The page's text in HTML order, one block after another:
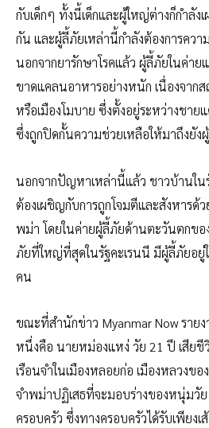
กับเด็กๆ ทั้งนี้เด็กและผู้ใหญ่ต่างก็กำลัง
กัน และผู้ลี้ภัยเหล่านี้กำลังต้องการควา
นอกจากยารักษาโรคแล้ว ผู้ลี้ภัยในค่าย
ขาดแคลนอาหารอย่างหนัก เนื่องจาก
หรือเมืองโมบาย ซึ่งตั้งอยู่ระหว่างชาย
ซึ่งถูกปิดกั้นความช่วยเหลือให้มาถึงยัง
นอกจากปัญหาเหล่านี้แล้ว ชาวบ้านใน
ต้องเผชิญกับการถูกโจมตีและสังหารด้
พม่า โดยในค่ายผู้ลี้ภัยด้านตะวันตกของ
ภัยที่ใหญ่ที่สุดในรัฐคะเรนนี มีผู้ลี้ภัยอ
คน
ขณะที่สำนักข่าว Myanmar Now รายง
หนึ่งคือ นายหม่องแหง่ วัย 21 ปี เสียชี
เรือนจำในเมืองหลอยก่อ เมืองหลวงขอ
จำพม่าปฏิเสธที่จะมอบร่างของหนุ่มวั
ครอบครัว ซึ่งทางครอบครัวได้รับเพียง